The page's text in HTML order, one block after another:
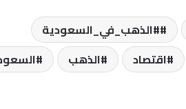
#الذهب_في_السعودية
اقتصاد الذهب